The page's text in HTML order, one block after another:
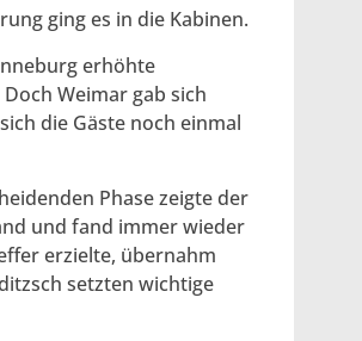
ging es in die Kabinen.
erhöhte
Weimar gab sich
die Gäste noch einmal
Phase zeigte der
und fand immer wieder
erzielte, übernahm
setzten wichtige